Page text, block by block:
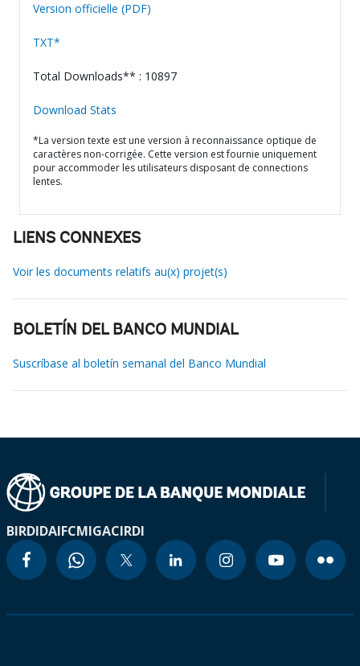
Version officielle (PDF)
TXT*
Total Downloads** : 10897
Download Stats
*La version texte est une version à reconnaissance optique de
caractères non-corrigée. Cette version est fournie uniquement
pour accommoder les utilisateurs disposant de connections
lentes.
LIENS CONNEXES
Voir les documents relatifs au(x) projet(s)
BOLETÍN DEL BANCO MUNDIAL
Suscríbase al boletín semanal del Banco Mundial
BIRDIDAIFCMIGACIRDI